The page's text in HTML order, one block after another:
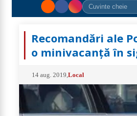
Recomandări ale
o minivacanţă în
14 aug. 2019 ,Local